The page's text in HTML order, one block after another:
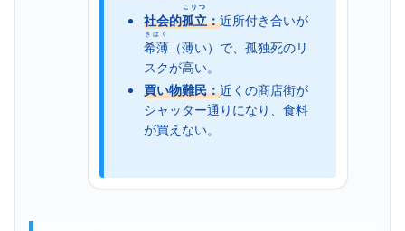
社会的孤立
こりつ
：近所付き合いが
希薄
きはく
（薄い）で、孤独死のリ
スクが高い。
買い物難民：近くの商店街が
シャッター通りになり、食料
が買えない。